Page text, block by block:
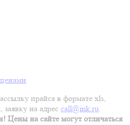
прайса в формате xls,
заявку на адрес call@ink.ru.
Цены на сайте могут отличаться